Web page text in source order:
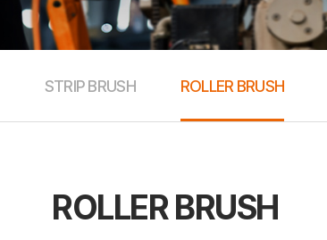
오시는 길
STRIP BRUSH ROLLER BRUSH
ROLLER BRUSH